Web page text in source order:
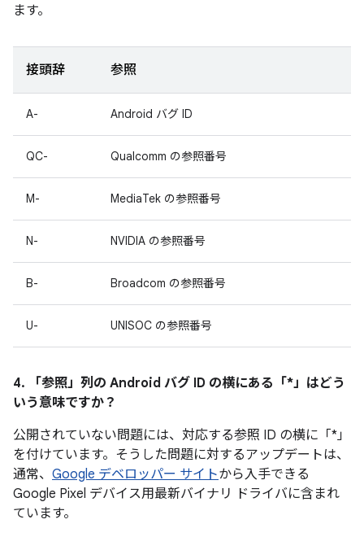
ます。
接頭辞 参照
A- Android バグ ID
QC- Qualcomm の参照番号
M- MediaTek の参照番号
N- NVIDIA の参照番号
B- Broadcom の参照番号
U- UNISOC の参照番号
4. 「参照」 列の Android バグ ID の横にある「*」はどう
いう意味ですか？
公開されていない問題には、対応する参照 ID の横に「*」
を付けています。そうした問題に対するアップデートは、
通常、 Google デベロッパー サイトから入手できる
Google Pixel デバイス用最新バイナリ ドライバに含まれ
ています。